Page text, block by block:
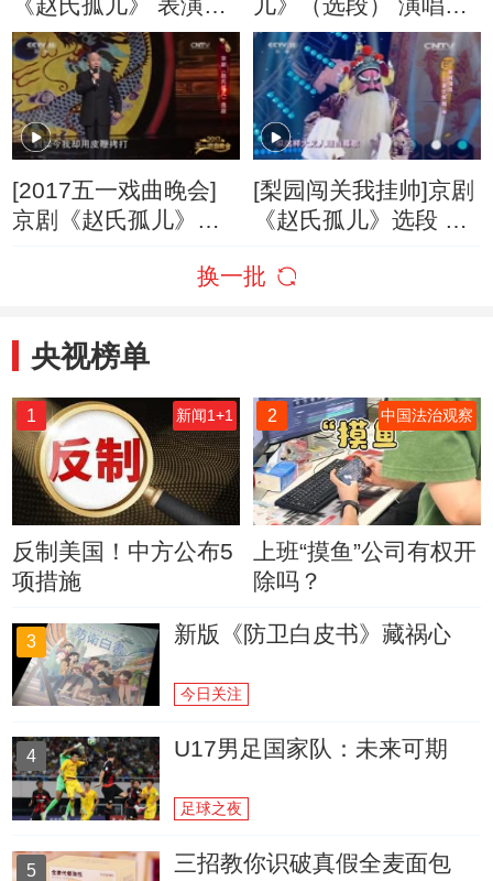
《赵氏孤儿》 表演：
河南省海连池曲剧团
儿》（选段） 演唱：
张佩君
[2017五一戏曲晚会]
京剧《赵氏孤儿》选
[梨园闯关我挂帅]京剧
《赵氏孤儿》选段 挂
换一批
央视榜单
1 新闻1+1
反制美国！中方公布5
项措施
2 中国法治观察
上班“摸鱼”公司有权开
除吗？
3 新版《防卫白皮书》藏祸心
今日关注
4 U17男足国家队：未来可期
足球之夜
5 三招教你识破真假全麦面包